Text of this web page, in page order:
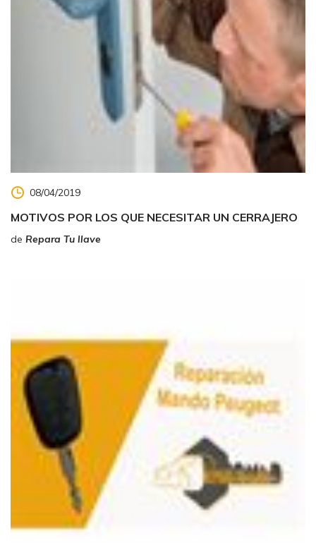
08/04/2019
MOTIVOS POR LOS QUE NECESITAR UN CERRAJERO
de Repara Tu llave